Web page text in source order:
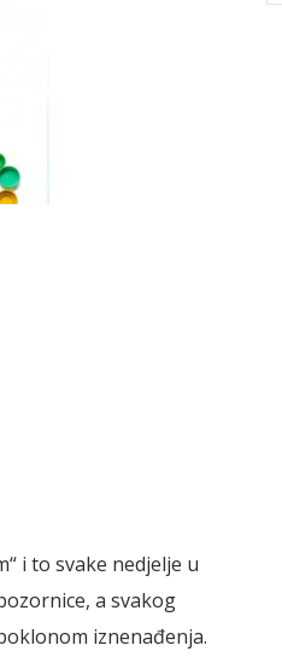
i to svake nedjelje u
a svakog
iznenađenja.